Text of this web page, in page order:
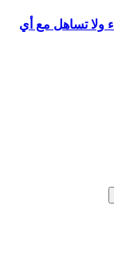
ولا تساهل مع أي